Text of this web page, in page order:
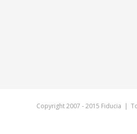
Copyright 2007 - 2015 Fiducia |